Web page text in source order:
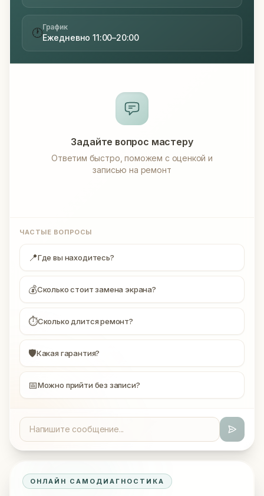
🕐График
Ежедневно 11:00–20:00
Задайте вопрос мастеру
Ответим быстро, поможем с оценкой и
записью на ремонт
ЧАСТЫЕ ВОПРОСЫ
📍Где вы находитесь?
💰Сколько стоит замена экрана?
⏱Сколько длится ремонт?
🛡Какая гарантия?
📅Можно прийти без записи?
ОНЛАЙН САМОДИАГНОСТИКА